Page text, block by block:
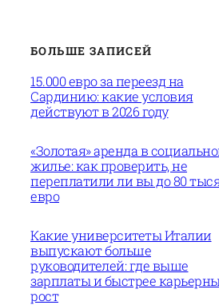
БОЛЬШЕ ЗАПИСЕЙ
15.000 евро за переезд на
Сардинию: какие условия
действуют в 2026 году
«Золотая» аренда в
жилье: как проверить, не
переплатили ли вы до 80
евро
Какие университеты Италии
выпускают больше
руководителей: где выше
зарплаты и быстрее
рост